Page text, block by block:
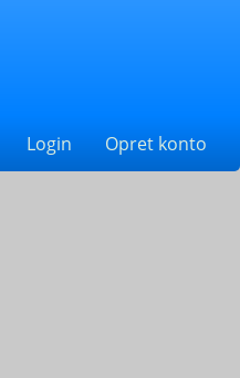
Login Opret konto